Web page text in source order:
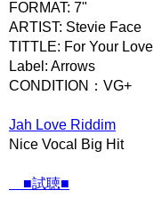
FORMAT: 7"
ARTIST: Stevie Face
TITTLE: For Your Love
Label: Arrows
CONDITION：VG+
Jah Love Riddim
Nice Vocal Big Hit
■試聴■